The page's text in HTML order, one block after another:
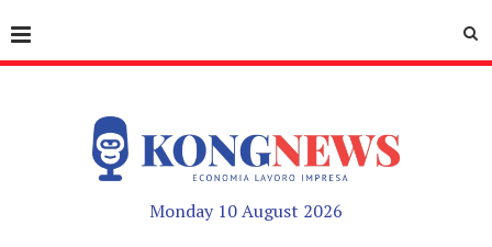
Monday 10 August 2026